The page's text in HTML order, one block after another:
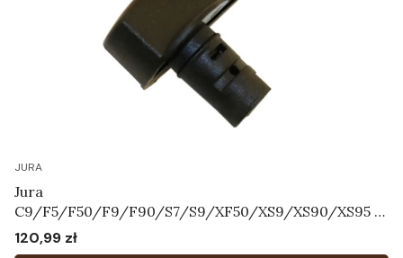
JURA
Jura
C9/F5/F50/F9/F90/S7/S9/XF50/XS9/XS90/XS95 -
Przełącznik wyboru dyszy cappuccino Art.63604
Cena
120,99 zł